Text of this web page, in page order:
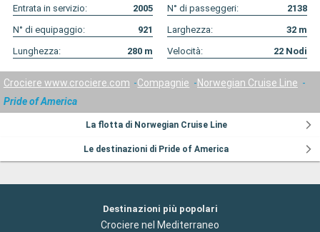
Entrata in servizio: 2005 N° di passeggeri:
2138
N° di equipaggio:
921 Larghezza: 32 m
Lunghezza:
280 m Velocità: 22 Nodi
Crociere www.crociere.com Compagnie
Norwegian Cruise Line
Pride of America
La flotta di Norwegian Cruise Line
Le destinazioni di Pride of America
Destinazioni più popolari
Crociere nel Mediterraneo